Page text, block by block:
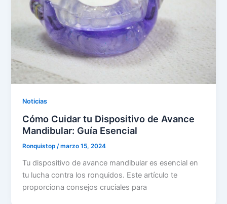
Noticias
Cómo Cuidar tu Dispositivo de Avance
Mandibular: Guía Esencial
Ronquistop/marzo 15, 2024
Tu dispositivo de avance mandibular es esencial en
tu lucha contra los ronquidos. Este artículo te
proporciona consejos cruciales para